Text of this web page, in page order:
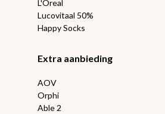
L'Oreal
Lucovitaal 50%
Happy Socks
Extra aanbieding
AOV
Orphi
Able 2